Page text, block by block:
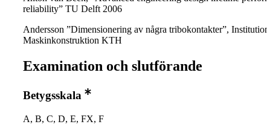
reliability” TU Delft 2006
Andersson ”Dimensionering av några tribokontakter”,
Maskinkonstruktion KTH
Examination och slutförande
Betygsskala
A, B, C, D, E, FX, F